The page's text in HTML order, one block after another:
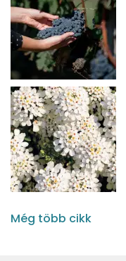
Még több cikk